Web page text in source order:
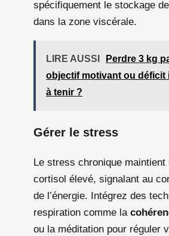
spécifiquement le stockage
dans la zone viscérale.
LIRE AUSSI
Perdre 3 kg
objectif motivant ou déficit
à tenir ?
Gérer le stress
Le stress chronique maintient
cortisol élevé, signalant au
de l’énergie. Intégrez des
respiration comme la
ou la méditation pour réguler